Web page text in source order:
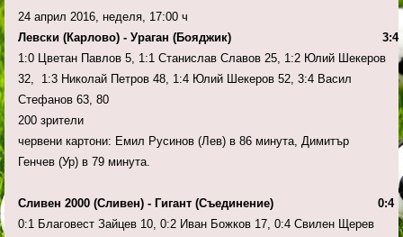
24 април 2016, неделя, 17:00 ч
Левски (Карлово) - Ураган (Бояджик) 3:4
1:0 Цветан Павлов 5, 1:1 Станислав Славов 25, 1:2 Юлий Шекеров
32, 1:3 Николай Петров 48, 1:4 Юлий Шекеров 52, 3:4 Васил
Стефанов 63, 80
200 зрители
червени картони: Емил Русинов (Лев) в 86 минута, Димитър
Генчев (Ур) в 79 минута.
Сливен 2000 (Сливен) - Гигант (Съединение) 0:4
0:1 Благовест Зайцев 10, 0:2 Иван Божков 17, 0:4 Свилен Щерев